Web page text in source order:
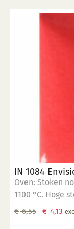
IN 1084
Oven: Stoken
1100 °C. Hoge
opaak. Aantal
€6,55 € 4,13